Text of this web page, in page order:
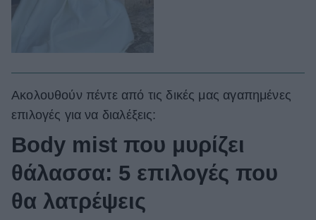
Ακολουθούν πέντε από τις δικές μας αγαπημένες
επιλογές για να διαλέξεις:
Body mist που μυρίζει
θάλασσα: 5 επιλογές που
θα λατρέψεις